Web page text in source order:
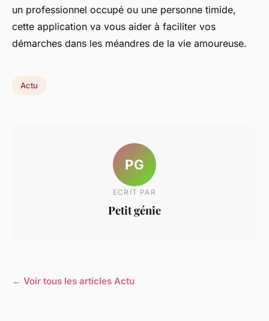
un professionnel occupé ou une personne timide,
cette application va vous aider à faciliter vos
démarches dans les méandres de la vie amoureuse.
Actu
PG
ECRIT PAR
Petit génie
← Voir tous les articles Actu